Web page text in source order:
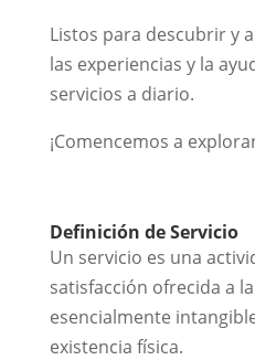
Listos para descubrir y
las experiencias y la
servicios a diario.
¡Comencemos a
Definición de Servicio
Un servicio es una
satisfacción ofrecida a
esencialmente
existencia física.